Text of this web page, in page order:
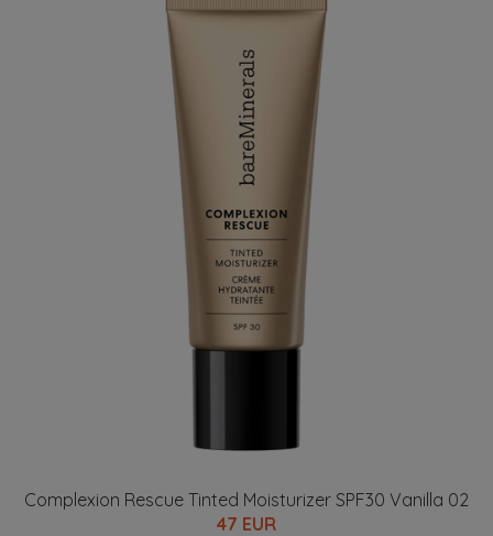
Complexion Rescue Tinted Moisturizer SPF30 Vanilla 02
47 EUR